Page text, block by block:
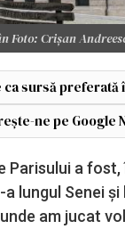
Foto: Crișan
ca sursă preferată
ne pe Google
Parisului a fost,
lungul Senei
am jucat